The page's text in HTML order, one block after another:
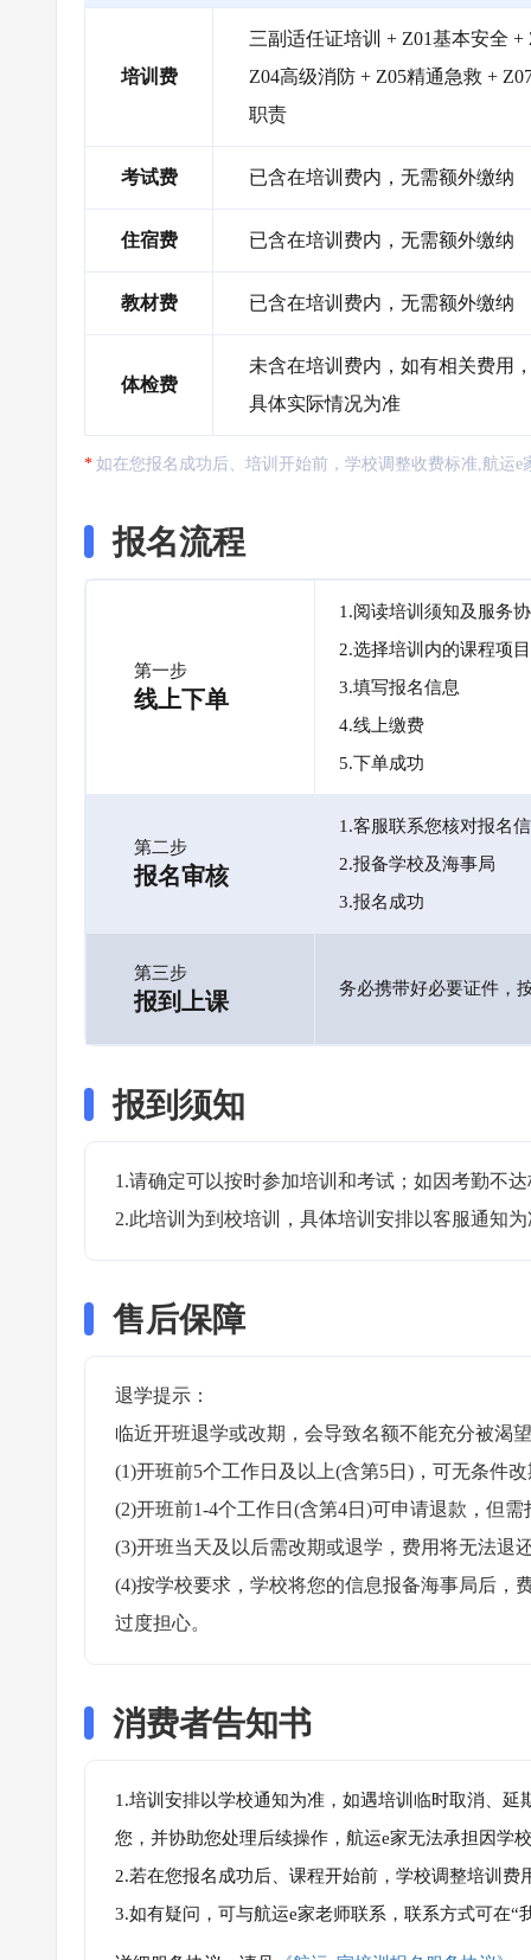
培训费
三副适任证培训 + Z01基本安全
Z04高级消防 + Z05精通急救 +
职责
考试费 已含在培训费内，无需额外缴纳
住宿费 已含在培训费内，无需额外缴纳
教材费 已含在培训费内，无需额外缴纳
体检费
未含在培训费内，如有相关费用
具体实际情况为准
如在您报名成功后、培训开始前，学校调整收费标准,航运
报名流程
第一步
线上下单
1.阅读培训须知及服务
2.选择培训内的课程项目
3.填写报名信息
4.线上缴费
5.下单成功
第二步
报名审核
1.客服联系您核对报名
2.报备学校及海事局
3.报名成功
第三步
报到上课 务必携带好必要证件，
报到须知
1.请确定可以按时参加培训和考试；如因考勤不
2.此培训为到校培训，具体培训安排以客服通知
售后保障
退学提示：
临近开班退学或改期，会导致名额不能充分被渴
(1)开班前5个工作日及以上(含第5日)，可无条件
(2)开班前1-4个工作日(含第4日)可申请退款，但
(3)开班当天及以后需改期或退学，费用将无法退
(4)按学校要求，学校将您的信息报备海事局后，
过度担心。
消费者告知书
1.培训安排以学校通知为准，如遇培训临时取消、
您，并协助您处理后续操作，航运e家无法承担因学
2.若在您报名成功后、课程开始前，学校调整培训
3.如有疑问，可与航运e家老师联系，联系方式可在